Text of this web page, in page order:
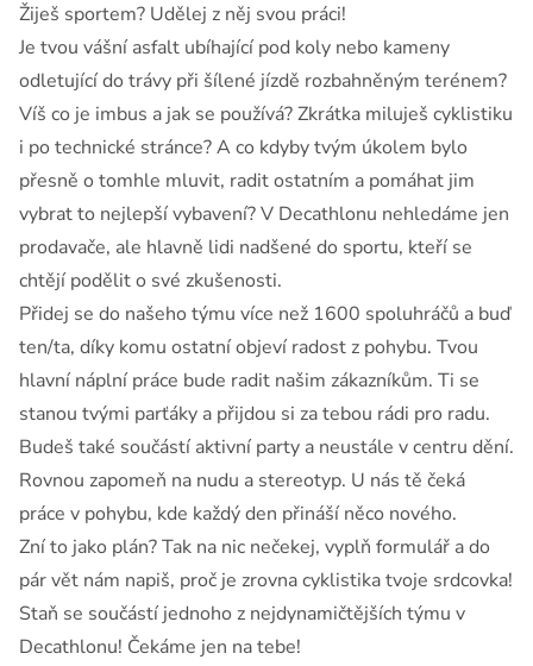
Žiješ sportem? Udělej z něj svou práci!
Je tvou vášní asfalt ubíhající pod koly nebo kameny
odletující do trávy při šílené jízdě rozbahněným terénem?
Víš co je imbus a jak se používá? Zkrátka miluješ cyklistiku
i po technické stránce? A co kdyby tvým úkolem bylo
přesně o tomhle mluvit, radit ostatním a pomáhat jim
vybrat to nejlepší vybavení? V Decathlonu nehledáme jen
prodavače, ale hlavně lidi nadšené do sportu, kteří se
chtějí podělit o své zkušenosti.
Přidej se do našeho týmu více než 1600 spoluhráčů a buď
ten/ta, díky komu ostatní objeví radost z pohybu. Tvou
hlavní náplní práce bude radit našim zákazníkům. Ti se
stanou tvými parťáky a přijdou si za tebou rádi pro radu.
Budeš také součástí aktivní party a neustále v centru dění.
Rovnou zapomeň na nudu a stereotyp. U nás tě čeká
práce v pohybu, kde každý den přináší něco nového.
Zní to jako plán? Tak na nic nečekej, vyplň formulář a do
pár vět nám napiš, proč je zrovna cyklistika tvoje srdcovka!
Staň se součástí jednoho z nejdynamičtějších týmu v
Decathlonu! Čekáme jen na tebe!